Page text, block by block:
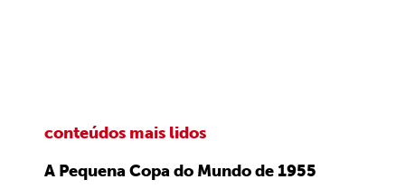
conteúdos mais lidos
A Pequena Copa do Mundo de 1955